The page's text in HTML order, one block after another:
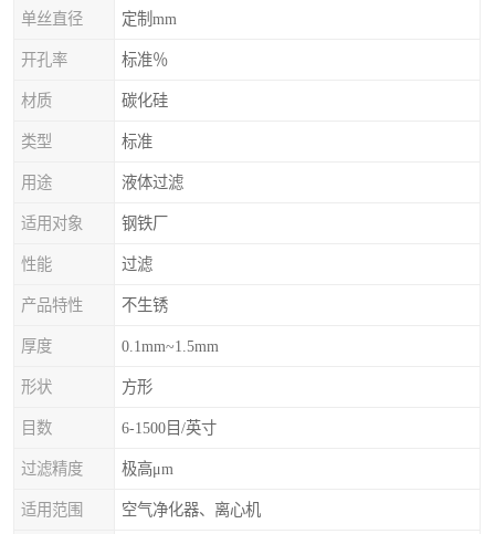
单丝直径 定制mm
开孔率 标准％
材质 碳化硅
类型 标准
用途 液体过滤
适用对象 钢铁厂
性能 过滤
产品特性 不生锈
厚度 0.1mm~1.5mm
形状 方形
目数 6-1500目/英寸
过滤精度 极高μm
适用范围 空气净化器、离心机